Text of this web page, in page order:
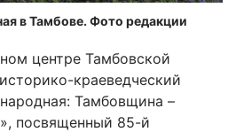
в Тамбове. Фото редакции
центре Тамбовской
краеведческий
Тамбовщина –
посвященный 85-й